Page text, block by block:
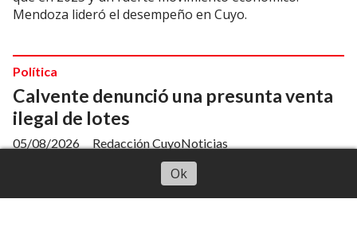
Mendoza lideró el desempeño en Cuyo.
Calvente denunció una presunta venta
ilegal de lotes
Redacción CuyoNoticias
Política
05/08/2026
Ok